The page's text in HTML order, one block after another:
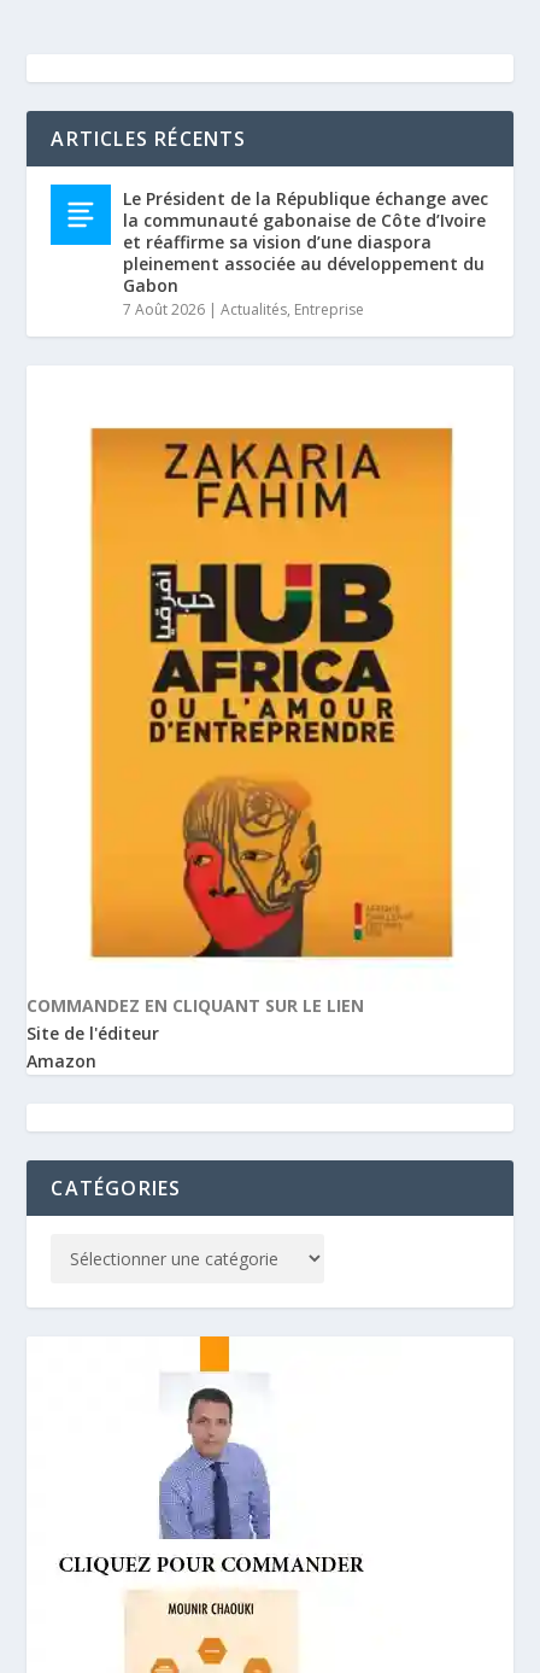
ARTICLES RÉCENTS
Le Président de la République échange avec
la communauté gabonaise de Côte d’Ivoire
et réaffirme sa vision d’une diaspora
pleinement associée au développement du
Gabon
7 Août 2026 |Actualités, Entreprise
COMMANDEZ EN CLIQUANT SUR LE LIEN
Site de l'éditeur
Amazon
CATÉGORIES